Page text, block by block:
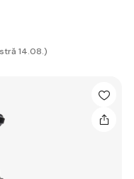
14.08.)